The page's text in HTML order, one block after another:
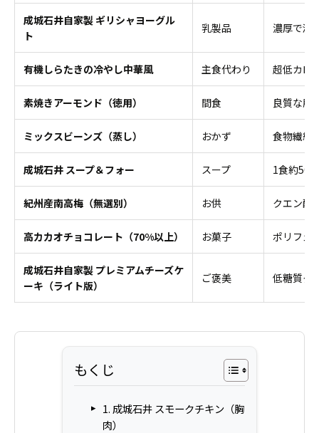
成城石井自家製 ギリシャヨーグル
ト
乳製品 濃厚で満
有機しらたきの冷やし中華風 主食代わり 超低カロ
素焼きアーモンド（徳用） 間食 良質な脂
ミックスビーンズ（蒸し） おかず 食物繊維
成城石井 スープ＆フォー スープ 1食約50
紀州産南高梅（無選別） お供 クエン酸
高カカオチョコレート（70%以上） お菓子 ポリフェ
成城石井自家製 プレミアムチーズケ
ーキ（ライト版）
ご褒美 低糖質タ
もくじ
1. 成城石井 スモークチキン（胸
肉）